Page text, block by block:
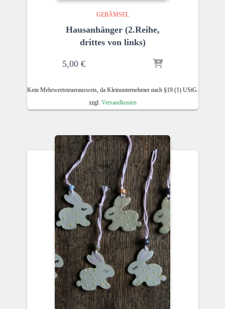
GEBÄMSEL
Hausanhänger (2.Reihe,
drittes von links)
5,00 €
Kein Mehrwertsteuerausweis, da Kleinunternehmer nach §19 (1) UStG.
zzgl. Versandkosten